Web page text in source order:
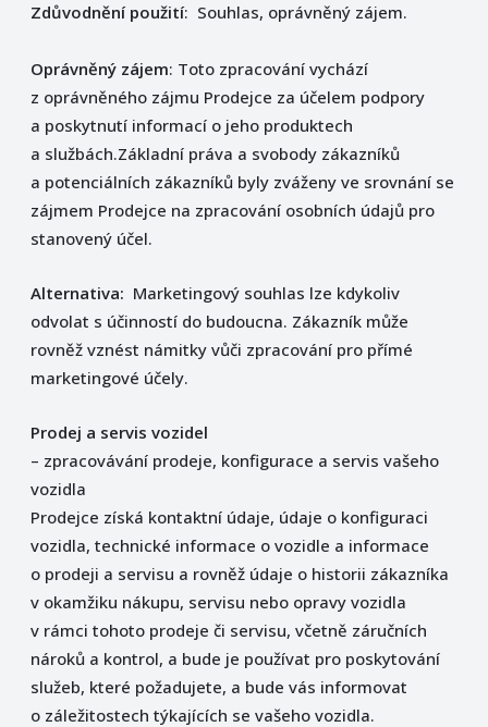
Zdůvodnění použití: Souhlas, oprávněný zájem.
Oprávněný zájem: Toto zpracování vychází
z oprávněného zájmu Prodejce za účelem podpory
a poskytnutí informací o jeho produktech
a službách.Základní práva a svobody zákazníků
a potenciálních zákazníků byly zváženy ve srovnání se
zájmem Prodejce na zpracování osobních údajů pro
stanovený účel.
Alternativa: Marketingový souhlas lze kdykoliv
odvolat s účinností do budoucna. Zákazník může
rovněž vznést námitky vůči zpracování pro přímé
marketingové účely.
Prodej a servis vozidel
– zpracovávání prodeje, konfigurace a servis vašeho
vozidla
Prodejce získá kontaktní údaje, údaje o konfiguraci
vozidla, technické informace o vozidle a informace
o prodeji a servisu a rovněž údaje o historii zákazníka
v okamžiku nákupu, servisu nebo opravy vozidla
v rámci tohoto prodeje či servisu, včetně záručních
nároků a kontrol, a bude je používat pro poskytování
služeb, které požadujete, a bude vás informovat
o záležitostech týkajících se vašeho vozidla.